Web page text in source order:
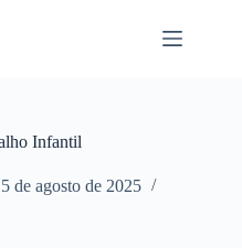
Infantil
5 de agosto de 2025